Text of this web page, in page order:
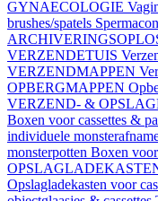
GYNAECOLOGIE
brushes/spatels
VERZENDETUIS
VERZENDMAPPEN
OPBERGMAPPEN
VERZEND- &
Boxen voor cassettes &
individuele
monsterpotten Boxen
Opslagladekasten voor